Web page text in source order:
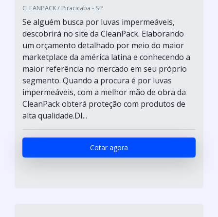
CLEANPACK / Piracicaba - SP
Se alguém busca por luvas impermeáveis,
descobrirá no site da CleanPack. Elaborando
um orçamento detalhado por meio do maior
marketplace da américa latina e conhecendo a
maior referência no mercado em seu próprio
segmento. Quando a procura é por luvas
impermeáveis, com a melhor mão de obra da
CleanPack obterá proteção com produtos de
alta qualidade.DI...
Cotar agora